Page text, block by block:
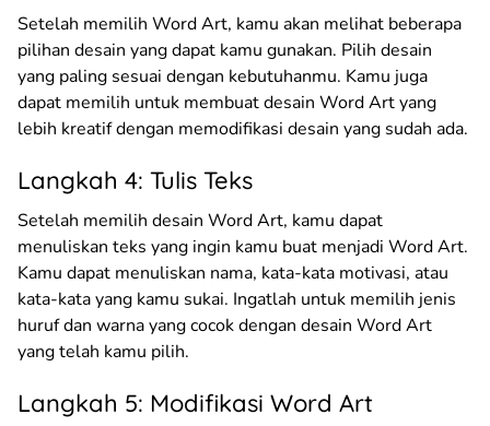
Setelah memilih Word Art, kamu akan melihat beberapa
pilihan desain yang dapat kamu gunakan. Pilih desain
yang paling sesuai dengan kebutuhanmu. Kamu juga
dapat memilih untuk membuat desain Word Art yang
lebih kreatif dengan memodifikasi desain yang sudah ada.
Langkah 4: Tulis Teks
Setelah memilih desain Word Art, kamu dapat
menuliskan teks yang ingin kamu buat menjadi Word Art.
Kamu dapat menuliskan nama, kata-kata motivasi, atau
kata-kata yang kamu sukai. Ingatlah untuk memilih jenis
huruf dan warna yang cocok dengan desain Word Art
yang telah kamu pilih.
Langkah 5: Modifikasi Word Art